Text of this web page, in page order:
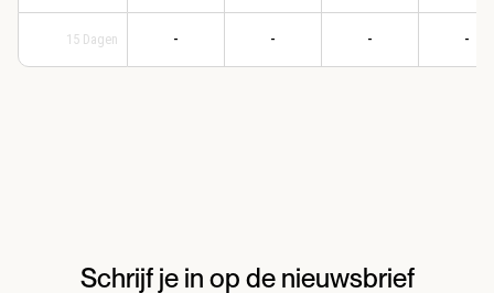
15 Dagen - - - -
Schrijf je in op de nieuwsbrief